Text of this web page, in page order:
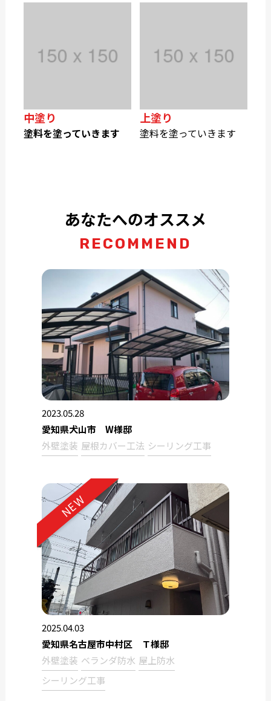
中塗り
塗料を塗っていきます
上塗り
塗料を塗っていきます
あなたへのオススメ
RECOMMEND
2023.05.28
愛知県犬山市 W様邸
外壁塗装 屋根カバー工法 シーリング工事
2025.04.03
愛知県名古屋市中村区 Ｔ様邸
外壁塗装 ベランダ防水 屋上防水
シーリング工事
NEW